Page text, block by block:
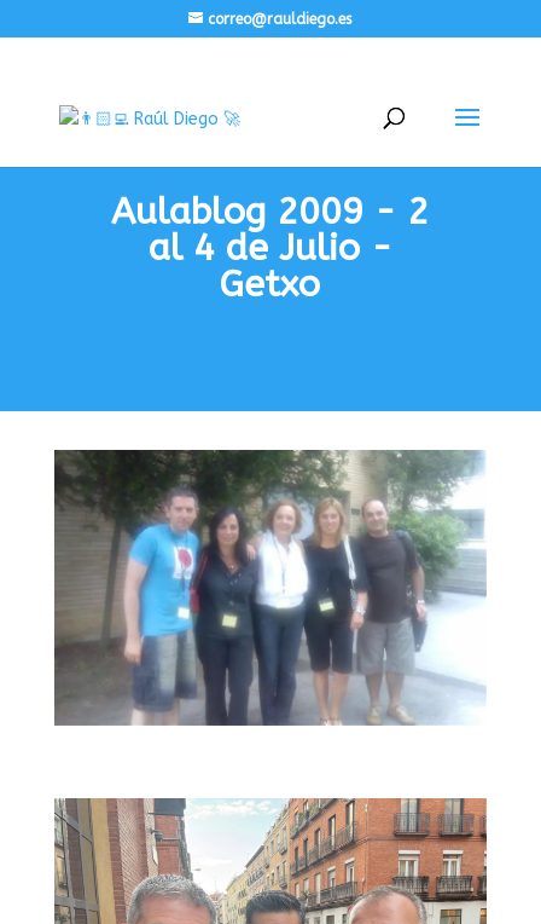
correo@rauldiego.es
Aulablog 2009 - 2
al 4 de Julio -
Getxo